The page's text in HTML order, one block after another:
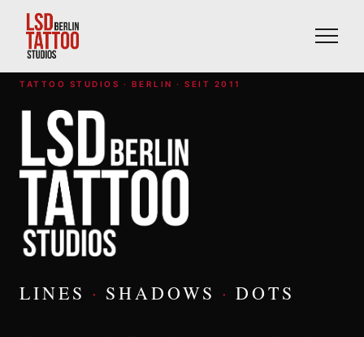
Künstler
Stile
Studios
Loyalty
TATTOO STUDIOS · BERLIN · SEIT 2011
LINES · SHADOWS · DOTS